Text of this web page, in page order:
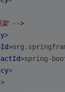
架 -->
>
>
>spring-
>
>